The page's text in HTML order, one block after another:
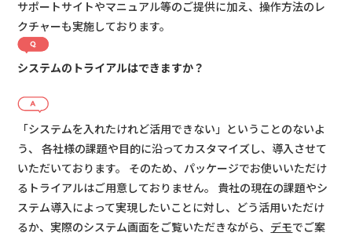
サポートサイトやマニュアル等のご提供に加え、操作方法のレ
クチャーも実施しております。
システムのトライアルはできますか？
「システムを入れたけれど活用できない」ということのないよ
う、 各社様の課題や目的に沿ってカスタマイズし、導入させて
いただいております。 そのため、パッケージでお使いいただけ
るトライアルはご用意しておりません。 貴社の現在の課題やシ
ステム導入によって実現したいことに対し、どう活用いただけ
るか、実際のシステム画面をご覧いただきながら、 デモでご案